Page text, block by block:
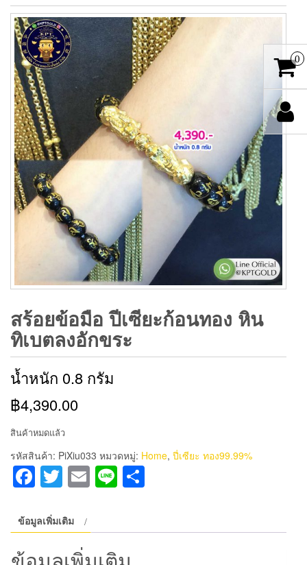
สร้อยข้อมือ ปีเซียะก้อนทอง หิน
ทิเบตลงอักขระ
น้ำหนัก 0.8 กรัม
฿4,390.00
สินค้าหมดแล้ว
รหัสสินค้า: PiXiu033 หมวดหมู่: Home, ปี่เซียะ ทอง99.99%
Facebook
Twitter
Email
Line
ข้อมูลเพิ่มเติม
0